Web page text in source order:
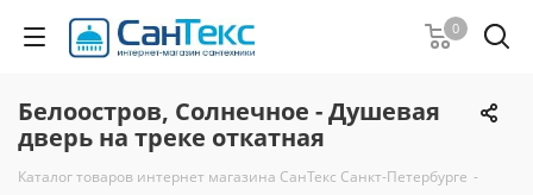
0
Белоостров, Солнечное - Душевая
дверь на треке откатная
Каталог товаров интернет магазина СанТекс Санкт-Петербурге -